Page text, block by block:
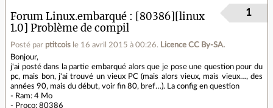
Forum Linux.embarqué
[80386][linux
1.0] Problème de compil
Posté par ptitcois le 16 avril 2015 à 00:26. Licence CC By‑SA.
1
Bonjour,
j'ai posté dans la partie embarqué alors que je pose une question pour du
pc, mais bon, j'ai trouvé un vieux PC (mais alors vieux, mais vieux…, des
années 90, mais du début, voir fin 80, bref…). La config en question
- Ram: 4 Mo
- Proco: 80386